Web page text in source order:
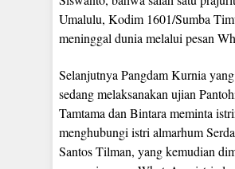
Umalulu, Kodim 1601/Sumba
meninggal dunia melalui pesan
Selanjutnya Pangdam Kurnia
sedang melaksanakan ujian
Tamtama dan Bintara meminta
menghubungi istri almarhum
Santos Tilman, yang kemudian